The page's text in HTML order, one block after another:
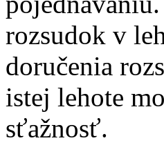
rozsudok v
doručenia
istej lehote
sťažnosť.